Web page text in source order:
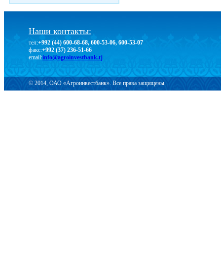
Наши контакты:
тел:+992 (44) 600-68-68, 600-53-06, 600-53-07
факс:+992 (37) 236-51-66
email:info@agroinvestbank.tj
© 2014, ОАО «Агроинвестбанк». Все права защищены.